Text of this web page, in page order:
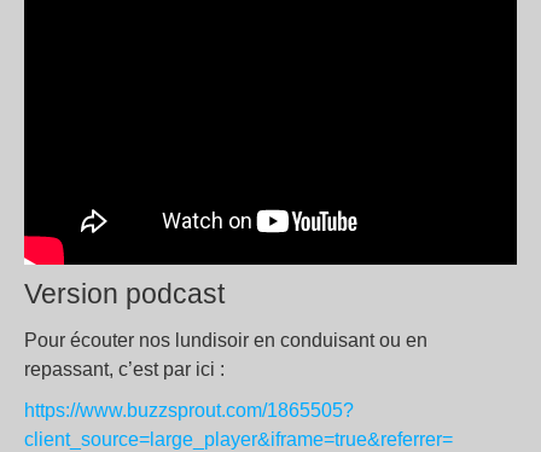
Version podcast
Pour écouter nos lundisoir en conduisant ou en
repassant, c’est par ici :
https://www.buzzsprout.com/1865505?
client_source=large_player&iframe=true&referrer=